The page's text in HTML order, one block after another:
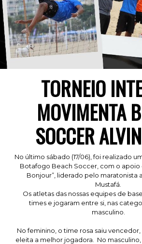
TORNEIO
MOVIMENTA
SOCCER
No último sábado (17/06), foi realizado
Botafogo Beach Soccer, com o apoio
Bonjour”, liderado pelo maratonista
Mustafá.
Os atletas das nossas equipes de
times e jogaram entre si, nas
masculino.
No feminino, o time rosa saiu
eleita a melhor jogadora. No